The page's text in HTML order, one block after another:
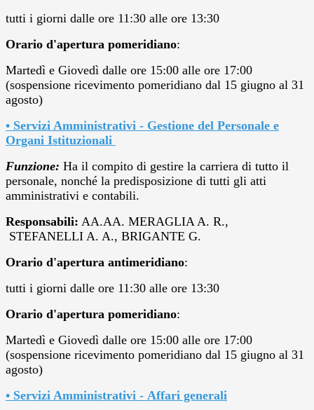
tutti i giorni dalle ore 11:30 alle ore 13:30
Orario d'apertura pomeridiano:
Martedì e Giovedì dalle ore 15:00 alle ore 17:00
(sospensione ricevimento pomeridiano dal 15 giugno al 31
agosto)
• Servizi Amministrativi - Gestione del Personale e
Organi Istituzionali
Funzione: Ha il compito di gestire la carriera di tutto il
personale, nonché la predisposizione di tutti gli atti
amministrativi e contabili.
Responsabili: AA.AA. MERAGLIA A. R.,
STEFANELLI A. A., BRIGANTE G.
Orario d'apertura antimeridiano:
tutti i giorni dalle ore 11:30 alle ore 13:30
Orario d'apertura pomeridiano:
Martedì e Giovedì dalle ore 15:00 alle ore 17:00
(sospensione ricevimento pomeridiano dal 15 giugno al 31
agosto)
• Servizi Amministrativi - Affari generali